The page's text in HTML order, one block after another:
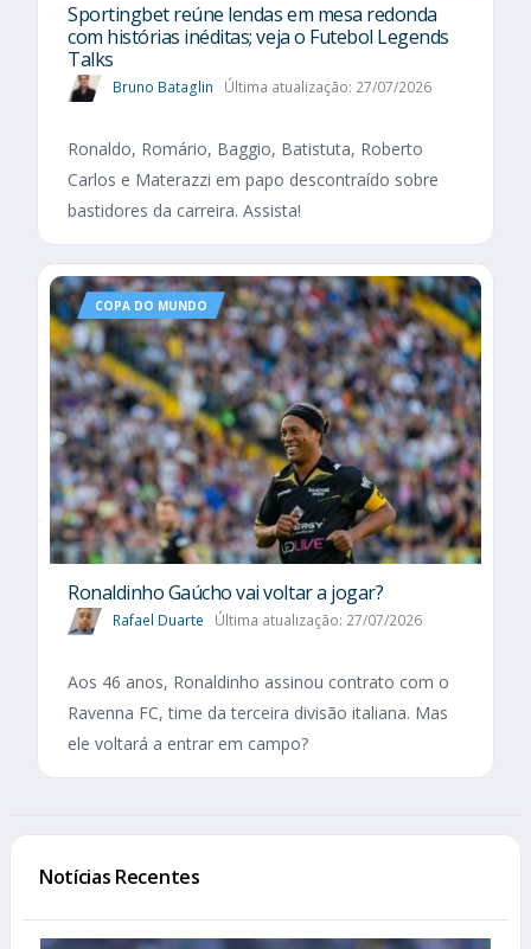
Sportingbet reúne lendas em mesa redonda
com histórias inéditas; veja o Futebol Legends
Talks
Bruno Bataglin Última atualização: 27/07/2026
Ronaldo, Romário, Baggio, Batistuta, Roberto
Carlos e Materazzi em papo descontraído sobre
bastidores da carreira. Assista!
COPA DO MUNDO
Ronaldinho Gaúcho vai voltar a jogar?
Rafael Duarte Última atualização: 27/07/2026
Aos 46 anos, Ronaldinho assinou contrato com o
Ravenna FC, time da terceira divisão italiana. Mas
ele voltará a entrar em campo?
Notícias Recentes